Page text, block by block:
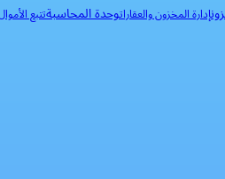
إدارة المخزون والعقاراتوحدة المحاسبةتتبع